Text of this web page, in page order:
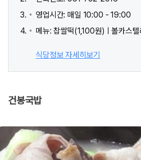
영업시간: 매일 10:00 - 19:00
메뉴: 찹쌀떡(1,100원)ㅣ볼카스
식당정보 자세히보기
건봉국밥